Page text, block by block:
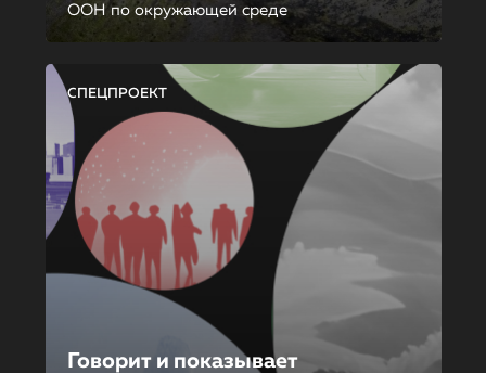
ООН по окружающей среде
СПЕЦПРОЕКТ
Говорит и показывает